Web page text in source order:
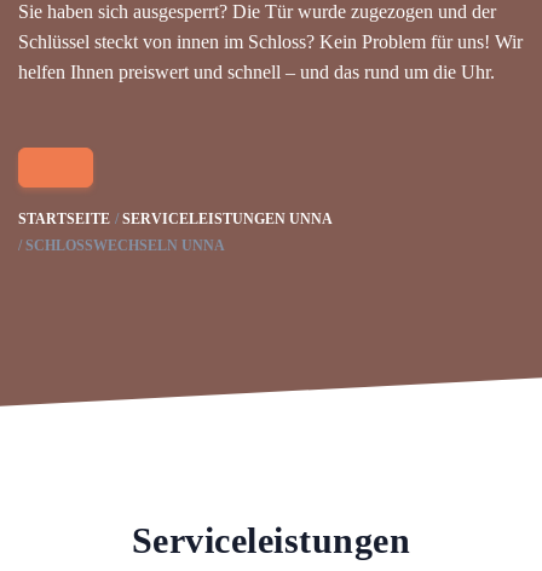
Sie haben sich ausgesperrt? Die Tür wurde zugezogen und der
Schlüssel steckt von innen im Schloss? Kein Problem für uns! Wir
helfen Ihnen preiswert und schnell – und das rund um die Uhr.
STARTSEITE
SERVICELEISTUNGEN UNNA
SCHLOSSWECHSELN UNNA
Serviceleistungen